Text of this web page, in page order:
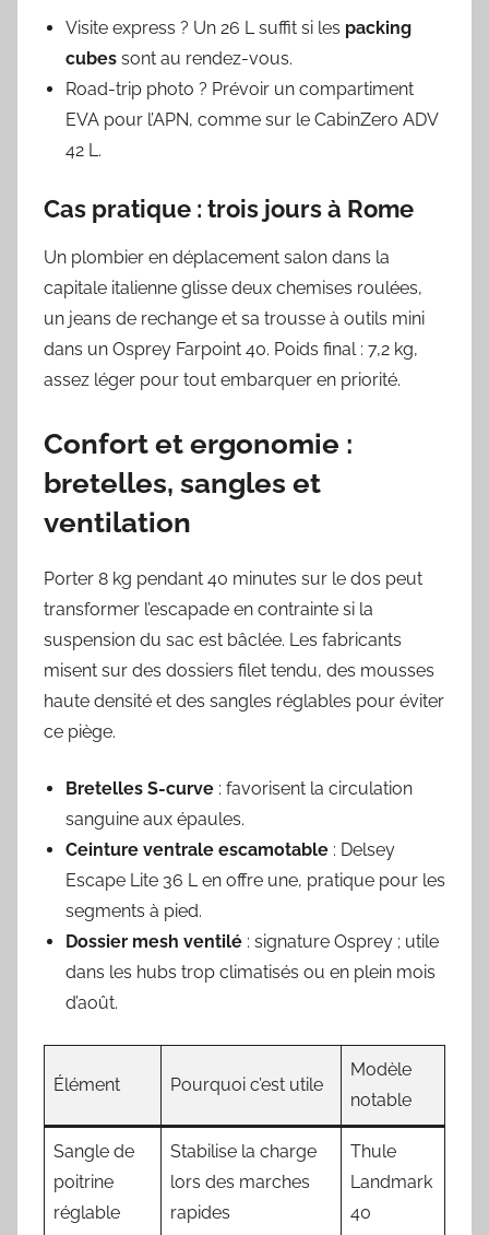
Visite express ? Un 26 L suffit si les packing
cubes sont au rendez-vous.
Road-trip photo ? Prévoir un compartiment
EVA pour l’APN, comme sur le CabinZero ADV
42 L.
Cas pratique : trois jours à Rome
Un plombier en déplacement salon dans la
capitale italienne glisse deux chemises roulées,
un jeans de rechange et sa trousse à outils mini
dans un Osprey Farpoint 40. Poids final : 7,2 kg,
assez léger pour tout embarquer en priorité.
Confort et ergonomie :
bretelles, sangles et
ventilation
Porter 8 kg pendant 40 minutes sur le dos peut
transformer l’escapade en contrainte si la
suspension du sac est bâclée. Les fabricants
misent sur des dossiers filet tendu, des mousses
haute densité et des sangles réglables pour éviter
ce piège.
Bretelles S-curve : favorisent la circulation
sanguine aux épaules.
Ceinture ventrale escamotable : Delsey
Escape Lite 36 L en offre une, pratique pour les
segments à pied.
Dossier mesh ventilé : signature Osprey ; utile
dans les hubs trop climatisés ou en plein mois
d’août.
Élément Pourquoi c’est utile
Modèle
notable
Sangle de
poitrine
réglable
Stabilise la charge
lors des marches
rapides
Thule
Landmark
40